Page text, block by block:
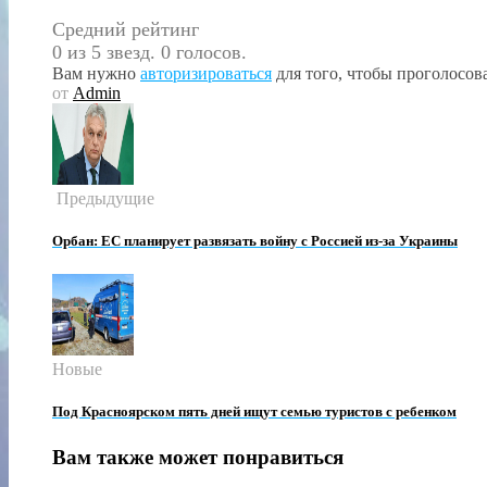
Средний рейтинг
0 из 5 звезд. 0 голосов.
Вам нужно авторизироваться для того, чтобы
от Admin
Предыдущие
Орбан: ЕС планирует развязать войну с Россией из-за Украины
Новые
Под Красноярском пять дней ищут семью туристов с ребенком
Вам также может понравиться